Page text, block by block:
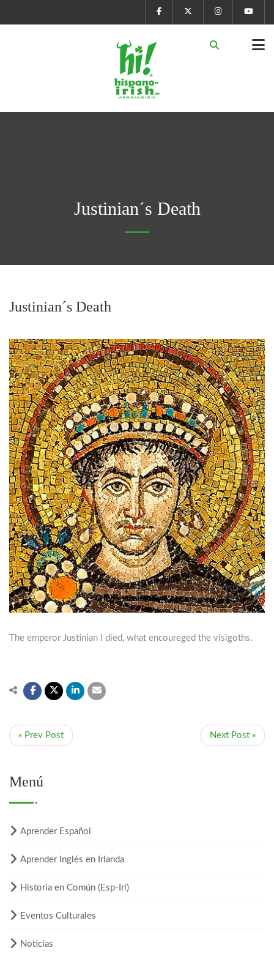
Justinian´s Death
Justinian´s Death
The emperor Justinian I died, what encoureged the visigoths.
« Prev Post Next Post »
Menú
Aprender Español
Aprender Inglés en Irlanda
Historia en Común (Esp-Irl)
Eventos Culturales
Noticias